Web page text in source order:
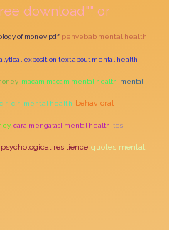
download"" or
of money pdf penyebab mental health
exposition text about mental health
macam macam mental health mental
ciri ciri mental health behavioral
cara mengatasi mental health tes
psychological resilience quotes mental